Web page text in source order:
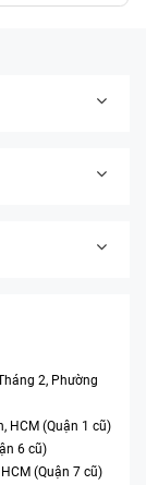
2, Phường
HCM (Quận 1 cũ)
6 cũ)
(Quận 7 cũ)